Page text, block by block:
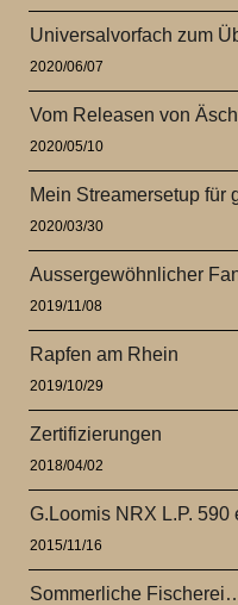
Universalvorfach zum
2020/06/07
Vom Releasen von
2020/05/10
Mein Streamersetup für
2020/03/30
Aussergewöhnlicher
2019/11/08
Rapfen am Rhein
2019/10/29
Zertifizierungen
2018/04/02
G.Loomis NRX L.P.
2015/11/16
Sommerliche